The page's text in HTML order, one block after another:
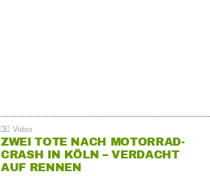
ZWEI TOTE NACH MOTORRAD-
CRASH IN KÖLN – VERDACHT
AUF RENNEN